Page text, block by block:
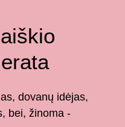
dovanų idėjas,
bei, žinoma -